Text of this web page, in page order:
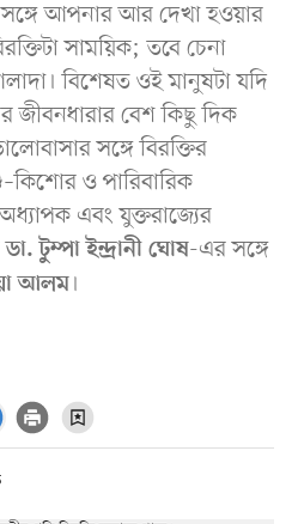
আপনার আর দেখা হওয়ার
সাময়িক; তবে চেনা
বিশেষত ওই মানুষটা যদি
বেশ কিছু দিক
সঙ্গে বিরক্তির
ও পারিবারিক
এবং যুক্তরাজ্যের
ডা. টুম্পা ইন্দ্রানী ঘোষ-এর সঙ্গে
আলম।